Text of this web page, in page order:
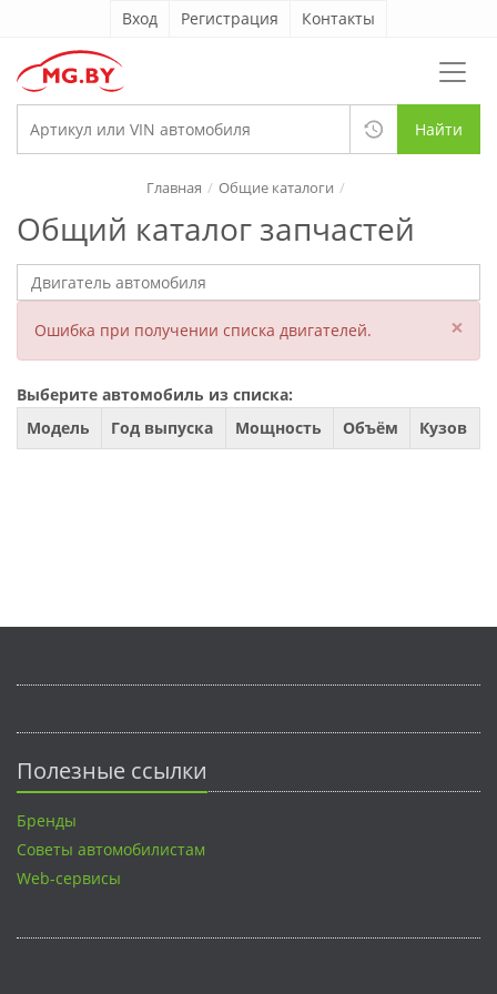
Вход Регистрация Контакты
Найти
Общий каталог запчастей
Главная Общие каталоги
Ошибка при получении списка двигателей. ×
Выберите автомобиль из списка:
Модель
Год выпуска Мощность Объём Кузов
Полезные ссылки
Бренды
Советы автомобилистам
Web-сервисы